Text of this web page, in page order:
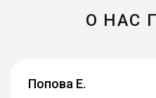
О НАС
Попова Е.